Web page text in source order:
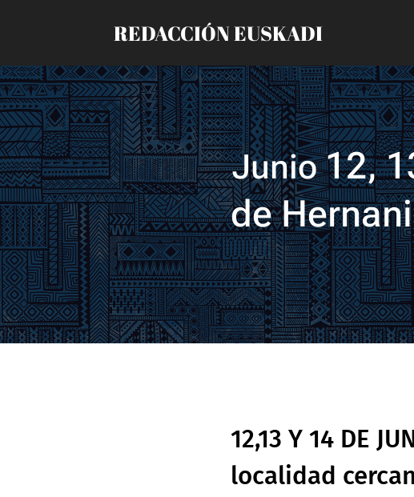
REDACCIÓN EUSKADI
Junio12,
de
12,13 Y 14 DE
localidad